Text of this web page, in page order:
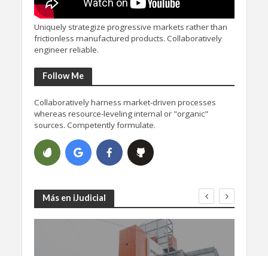
Uniquely strategize progressive markets rather than
frictionless manufactured products. Collaboratively
engineer reliable.
Follow Me
Collaboratively harness market-driven processes
whereas resource-leveling internal or "organic"
sources. Competently formulate.
Más en iJudicial